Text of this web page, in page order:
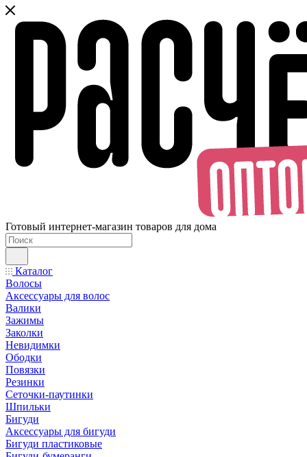
Готовый интернет-магазин товаров для дома
Каталог
Волосы
Аксессуары для волос
Валики
Зажимы
Заколки
Невидимки
Ободки
Повязки
Резинки
Сеточки-паутинки
Шпильки
Бигуди
Аксессуары для бигуди
Бигуди пластиковые